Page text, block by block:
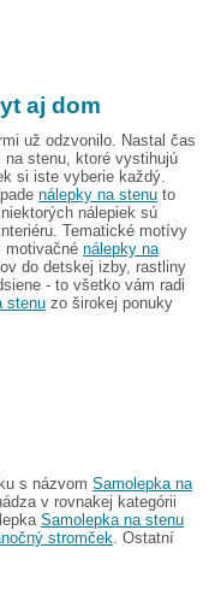
aj dom
už odzvonilo. Nastal čas
na stenu, ktoré vystihujú
si iste vyberie každý.
nálepky na stenu to
nálepiek sú
Tematické motívy
motivačné nálepky na
do detskej izby, rastliny
- to všetko vám radi
stenu zo širokej ponuky
s názvom Samolepka na
v rovnakej kategórii
Samolepka na stenu
stromček. Ostatní